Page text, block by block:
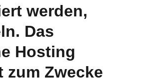
werden,
Das
Hosting
zum Zwecke